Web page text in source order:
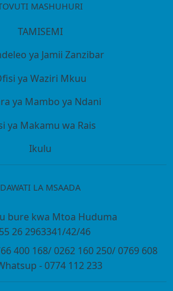
MASHUHURI
TAMISEMI
ya Jamii Zanzibar
ya Waziri Mkuu
ya Mambo ya Ndani
ya Makamu wa Rais
Ikulu
DAWATI LA MSAADA
bure kwa Mtoa Huduma
26 2963341/42/46
400 168/ 0262 160 250/ 0769 608
- 0774 112 233